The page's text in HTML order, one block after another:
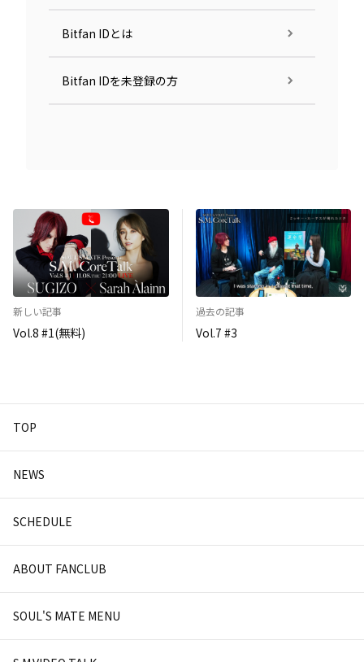
Bitfan IDとは
Bitfan IDを未登録の方
新しい記事
Vol.8 #1(無料)
過去の記事
Vol.7 #3
TOP
NEWS
SCHEDULE
ABOUT FANCLUB
SOUL'S MATE MENU